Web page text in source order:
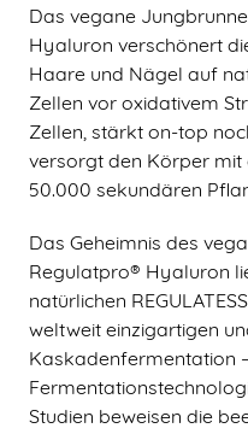
Das vegane
Hyaluron verschönert
Haare und Nägel auf
Zellen vor oxidativem
Zellen, stärkt on-top
versorgt den Körper
50.000 sekundären
Das Geheimnis des
Regulatpro® Hyaluron
natürlichen
weltweit einzigartigen
Kaskadenfermentation
Studien beweisen die